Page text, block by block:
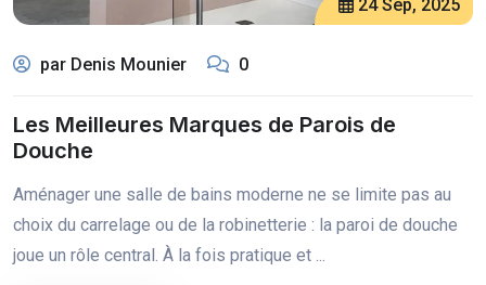
24 Sep, 2025
par Denis Mounier 0
Les Meilleures Marques de Parois de
Douche
Aménager une salle de bains moderne ne se limite pas au
choix du carrelage ou de la robinetterie : la paroi de douche
joue un rôle central. À la fois pratique et ...